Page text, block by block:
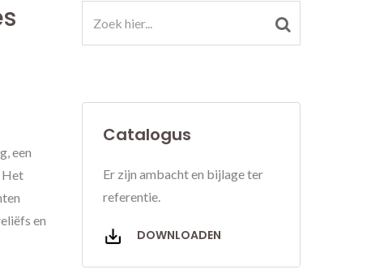
een
Het
en
Catalogus
Er zijn ambacht en bijlage ter
referentie.
DOWNLOADEN